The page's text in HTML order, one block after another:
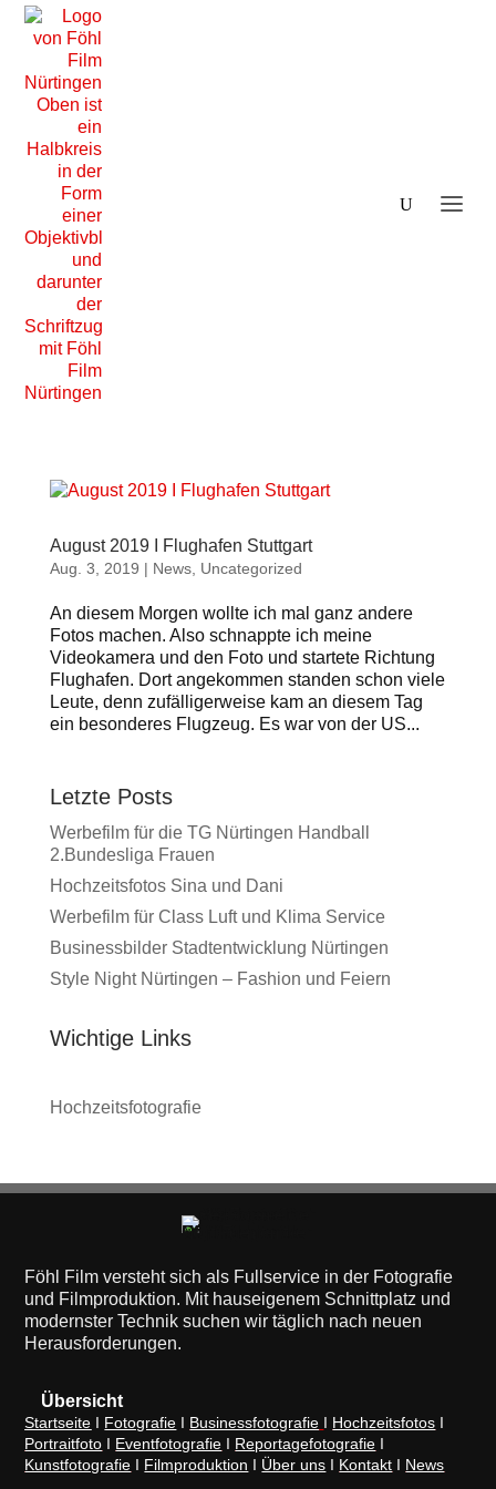
August 2019 I Flughafen Stuttgart
Aug. 3, 2019 | News, Uncategorized
An diesem Morgen wollte ich mal ganz andere
Fotos machen. Also schnappte ich meine
Videokamera und den Foto und startete Richtung
Flughafen. Dort angekommen standen schon viele
Leute, denn zufälligerweise kam an diesem Tag
ein besonderes Flugzeug. Es war von der US...
Letzte Posts
Werbefilm für die TG Nürtingen Handball
2.Bundesliga Frauen
Hochzeitsfotos Sina und Dani
Werbefilm für Class Luft und Klima Service
Businessbilder Stadtentwicklung Nürtingen
Style Night Nürtingen – Fashion und Feiern
Wichtige Links
Hochzeitsfotografie
Föhl Film versteht sich als Fullservice in der Fotografie
und Filmproduktion. Mit hauseigenem Schnittplatz und
modernster Technik suchen wir täglich nach neuen
Herausforderungen.
Übersicht
Startseite I Fotografie I Businessfotografie I Hochzeitsfotos I
Portraitfoto I Eventfotografie I Reportagefotografie I
Kunstfotografie I Filmproduktion I Über uns I Kontakt I News